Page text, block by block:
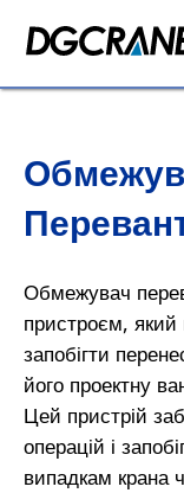
Обмежувач
пристроєм,
запобігти
його проектну
Цей пристрій
операцій і
випадкам крана